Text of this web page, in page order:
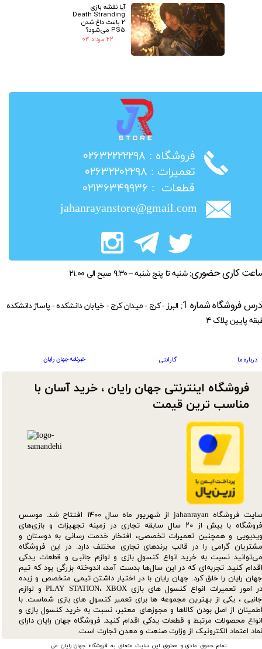
آیا نقشه بازی
Death Stranding
2 باعث داغ شدن
PS5 می‌شود؟
۲۲ مرداد ۰۴
تمام حقوق مادی و معنوی این سایت متعلق به فروشگاه جهان رایان می
​فروشگاه : ۰۲۶۳۲۲۲۲۲۹۸
​تعمیرات : ۰۲۶۳۲۲۰۲۲۹۸
​قطعات : ۰۲۱۳۶۳۴۹۹۳۶
jahanrayanstore@gmail.com
سایت فروشگاه jahanrayan از شهریور ماه سال ۱۴۰۰ افتتاح شد. موسس
فروشگاه با بیش از ۲۰ سال سابقه تجاری در زمینه تجهیزات و بازی‌های
ویدیویی و همچنین تعمیرات تخصصی، افتخار خدمت رسانی به دوستان و
مشتریان گرامی را در قالب برندهای تجاری مختلف دارد. در این فروشگاه
می‌توانید نسبت به خرید انواع کنسول بازی و لوازم جانبی و قطعات یدکی‌
اقدام کنید. تجربه‌ای که در این سال‌ها بدست آمد، اندوخته بزرگی بود که تیم
جهان رایان را خلق کرد. جهان رایان با در اختیار داشتن تیمی متخصص و زبده
در امور تعمیرات انواع کنسول های بازی PLAY STATION، XBOX و لوازم
جانبی ، یکی از بهترین مجموعه ها برای تعمیر کنسول های بازی شماست. با
اطمینان از اصل بودن کالاها و مجوزهای معتبر، نسبت به خرید کنسول بازی و
انواع محصولات مرتبط و قطعات یدکی اقدام کنید. فروشگاه جهان رایان دارای
نماد اعتماد الکترونیک از وزارت صنعت و معدن تجارت است.
فروشگاه اینترنتی جهان رایان ، خرید آسان با
مناسب ترین قیمت​​​​​​​
کاری حضوری: شنبه تا پنج شنبه – ۹:۳۰ صبح الی ۲۱:۰۰
درباره ما گارانتی خبرنامه جهان رایان
فروشگاه شماره 1:
البرز - کرج - میدان کرج - خیابان دانشکده - پاساژ دانشکده
پایین پلاک ۴